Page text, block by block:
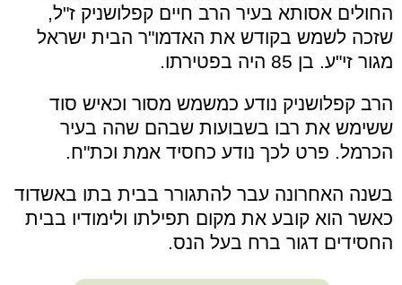
החולים אסותא בעיר הרב חיים קפלושניק ז"ל,
שזכה לשמש בקודש את האדמו"ר הבית ישראל
מגור זי"ע. בן 85 היה בפטירתו.
הרב קפלושניק נודע כמשמש מסור וכאיש סוד
ששימש את רבו בשבועות שבהם שהה בעיר
הכרמל. פרט לכך נודע כחסיד אמת וכת"ח.
בשנה האחרונה עבר להתגורר בבית בתו באשדוד
כאשר הוא קובע את מקום תפילתו ולימודיו בבית
החסידים דגור ברח בעל הנס.